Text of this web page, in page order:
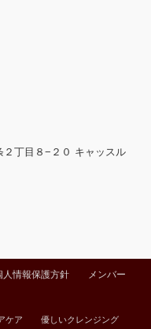
２丁目８−２０ キャッスル
人情報保護方針
メンバー
ケア 優しいクレンジング